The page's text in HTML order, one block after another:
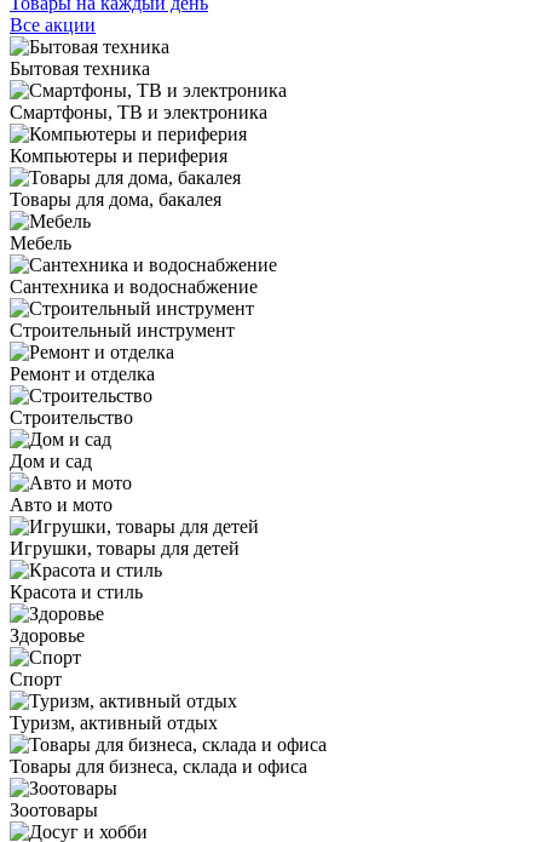
Все акции
Бытовая техника
Смартфоны, ТВ и электроника
Компьютеры и периферия
Товары для дома, бакалея
Мебель
Сантехника и водоснабжение
Строительный инструмент
Ремонт и отделка
Строительство
Дом и сад
Авто и мото
Игрушки, товары для детей
Красота и стиль
Здоровье
Спорт
Туризм, активный отдых
Товары для бизнеса, склада и офиса
Зоотовары